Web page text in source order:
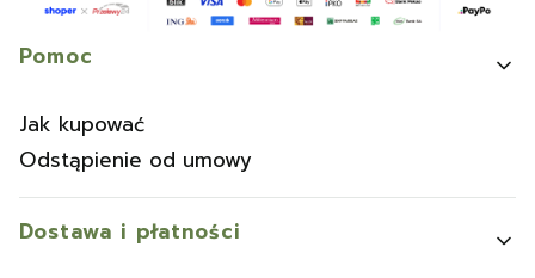
Linki w stopce
Pomoc
Jak kupować
Odstąpienie od umowy
Dostawa i płatności